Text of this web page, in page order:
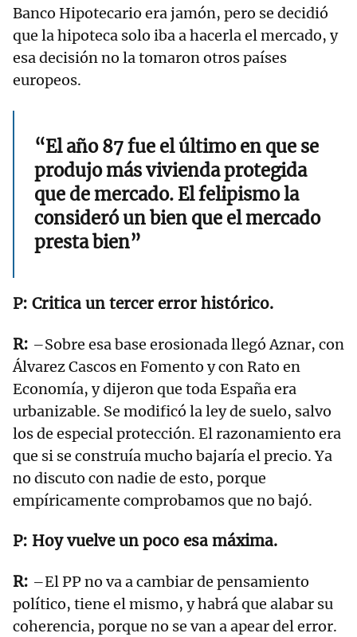
Banco Hipotecario era jamón, pero se decidió
que la hipoteca solo iba a hacerla el mercado, y
esa decisión no la tomaron otros países
europeos.
“El año 87 fue el último en que se
produjo más vivienda protegida
que de mercado. El felipismo la
consideró un bien que el mercado
presta bien”
Critica un tercer error histórico.
–Sobre esa base erosionada llegó Aznar, con
Álvarez Cascos en Fomento y con Rato en
Economía, y dijeron que toda España era
urbanizable. Se modificó la ley de suelo, salvo
los de especial protección. El razonamiento era
que si se construía mucho bajaría el precio. Ya
no discuto con nadie de esto, porque
empíricamente comprobamos que no bajó.
Hoy vuelve un poco esa máxima.
–El PP no va a cambiar de pensamiento
político, tiene el mismo, y habrá que alabar su
coherencia, porque no se van a apear del error.